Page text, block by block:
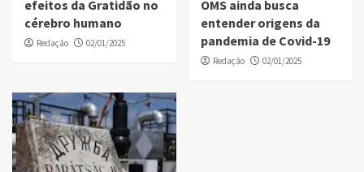
efeitos da Gratidão no
cérebro humano
Redação 02/01/2025
OMS ainda busca
entender origens da
pandemia de Covid-19
Redação 02/01/2025